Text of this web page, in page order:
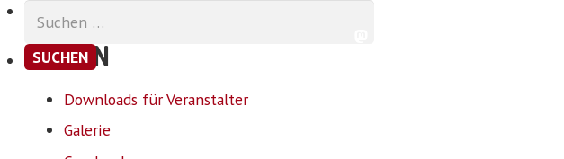
nach:
SEITEN
Downloads für Veranstalter
Galerie